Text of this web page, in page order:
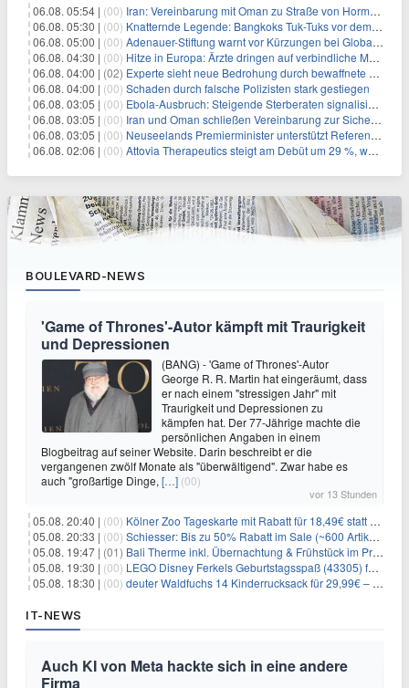
06.08. 05:54 | (00) Iran: Vereinbarung mit Oman zu Straße von Hormus fast fertig
06.08. 05:30 | (00) Knatternde Legende: Bangkoks Tuk-Tuks vor dem Aus?
06.08. 05:00 | (00) Adenauer-Stiftung warnt vor Kürzungen bei Globaler Gesundheit
06.08. 04:30 | (00) Hitze in Europa: Ärzte dringen auf verbindliche Maßnahmen
06.08. 04:00 | (02) Experte sieht neue Bedrohung durch bewaffnete Drohnen
06.08. 04:00 | (00) Schaden durch falsche Polizisten stark gestiegen
06.08. 03:05 | (00) Ebola-Ausbruch: Steigende Sterberaten signalisieren dringenden Bedarf an verbesserter Gesundheitsinfrastruktur
06.08. 03:05 | (00) Iran und Oman schließen Vereinbarung zur Sicherung des Schiffsverkehrs durch die Straße von Hormuz
06.08. 03:05 | (00) Neuseelands Premierminister unterstützt Referendum über das Wahlsystem: Ein Schritt in Richtung verbesserter demokratischer Beteiligung
06.08. 02:06 | (00) Attovia Therapeutics steigt am Debüt um 29 %, was starkes Investorenvertrauen in biotechnologische Innovation signalisiert
BOULEVARD-NEWS
'Game of Thrones'-Autor kämpft mit Traurigkeit
und Depressionen
(BANG) - 'Game of Thrones'-Autor
George R. R. Martin hat eingeräumt, dass
er nach einem "stressigen Jahr" mit
Traurigkeit und Depressionen zu
kämpfen hat. Der 77-Jährige machte die
persönlichen Angaben in einem
Blogbeitrag auf seiner Website. Darin beschreibt er die
vergangenen zwölf Monate als "überwältigend". Zwar habe es
auch "großartige Dinge, […] (00)
vor 13 Stunden
05.08. 20:40 | (00) Kölner Zoo Tageskarte mit Rabatt für 18,49€ statt 29,50€ – einlösbar bis Dezember
05.08. 20:33 | (00) Schiesser: Bis zu 50% Rabatt im Sale (~600 Artikel zur Auswahl)
05.08. 19:47 | (01) Bali Therme inkl. Übernachtung & Frühstück im Premium Hotel (Bad Oeynhausen) ab 89€ p.P.
05.08. 19:30 | (00) LEGO Disney Ferkels Geburtstagsspaß (43305) für 29,10€
05.08. 18:30 | (00) deuter Waldfuchs 14 Kinderrucksack für 29,99€ – Amber-maple
IT-NEWS
Auch KI von Meta hackte sich in eine andere
Firma